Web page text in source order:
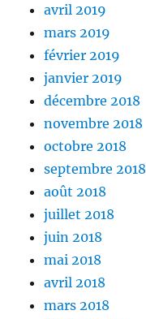
avril 2019
mars 2019
février 2019
janvier 2019
décembre 2018
novembre 2018
octobre 2018
septembre 2018
août 2018
juillet 2018
juin 2018
mai 2018
avril 2018
mars 2018